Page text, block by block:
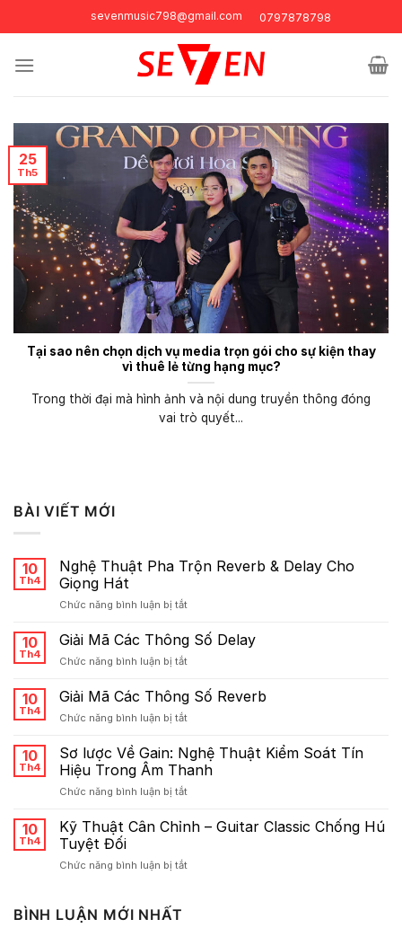
to
content
sevenmusic798@gmail.com 0797878798
Tại sao nên chọn dịch vụ media trọn gói cho sự kiện thay
vì thuê lẻ từng hạng mục?
Trong thời đại mà hình ảnh và nội dung truyền thông đóng
vai trò quyết...
25
Th5
BÀI VIẾT MỚI
10
Th4
Nghệ Thuật Pha Trộn Reverb & Delay Cho
Giọng Hát
Chức năng bình luận bị tắtở
Thuật
Pha
Trộn
&
Hát
10
Th4
Giải Mã Các Thông Số Delay
Chức năng bình luận bị tắtở
Mã
Các
Thông
Delay
10
Th4
Giải Mã Các Thông Số Reverb
Chức năng bình luận bị tắtở
Mã
Các
Thông
Số
10
Th4
Sơ lược Về Gain: Nghệ Thuật Kiểm Soát Tín
Hiệu Trong Âm Thanh
Chức năng bình luận bị tắtở
lược
Nghệ
10
Th4
Kỹ Thuật Cân Chỉnh – Guitar Classic Chống Hú
Tuyệt Đối
Chức năng bình luận bị tắtở
BÌNH LUẬN MỚI NHẤT